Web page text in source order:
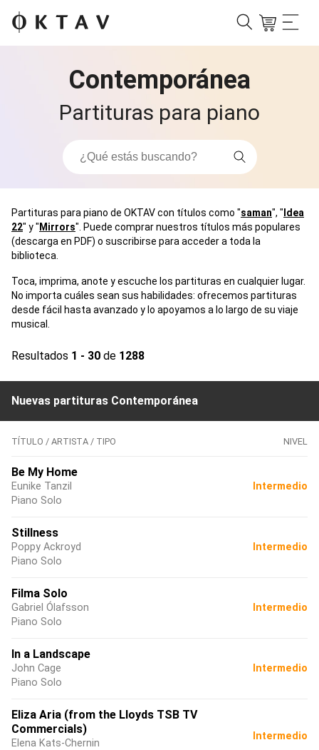
Contemporánea
Partituras para piano
Partituras para piano de OKTAV con títulos como "saman", " Idea
22" y " Mirrors". Puede comprar nuestros títulos más populares
(descarga en PDF) o suscribirse para acceder a toda la
biblioteca.
Toca, imprima, anote y escuche los partituras en cualquier lugar.
No importa cuáles sean sus habilidades: ofrecemos partituras
desde fácil hasta avanzado y lo apoyamos a lo largo de su viaje
musical.
Resultados 1 - 30 de 1288
Nuevas partituras Contemporánea
TÍTULO / ARTISTA / TIPO NIVEL
Be My Home
Eunike Tanzil
Piano Solo
Intermedio
Stillness
Poppy Ackroyd
Piano Solo
Intermedio
Filma Solo
Gabriel Ólafsson
Piano Solo
Intermedio
In a Landscape
John Cage
Piano Solo
Intermedio
Eliza Aria (from the Lloyds TSB TV
Commercials)
Elena Kats-Chernin
Intermedio